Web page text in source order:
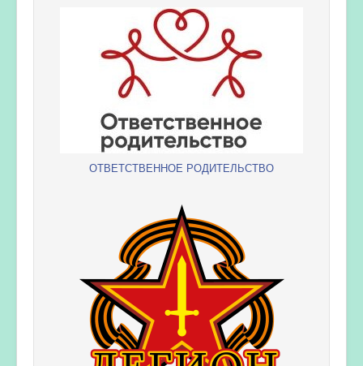
ОТВЕТСТВЕННОЕ РОДИТЕЛЬСТВО